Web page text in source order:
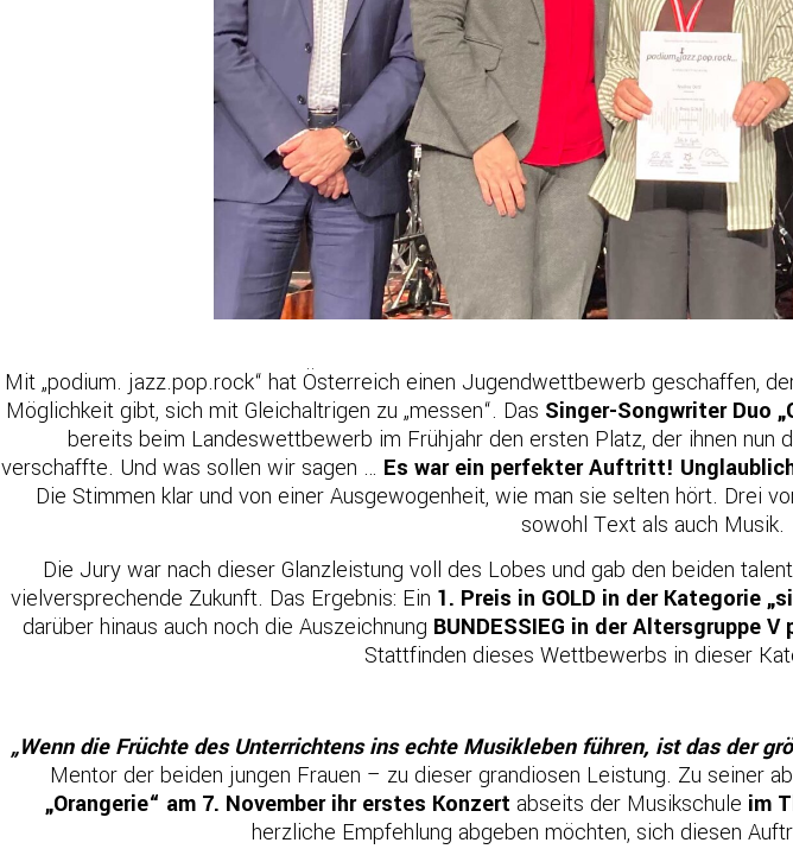
Mit „podium. jazz.pop.rock“ hat Österreich einen Jugendwettbewerb geschaffen,
Möglichkeit gibt, sich mit Gleichaltrigen zu „messen“. Das Singer-Songwriter Duo
bereits beim Landeswettbewerb im Frühjahr den ersten Platz, der ihnen nun
verschaffte. Und was sollen wir sagen … Es war ein perfekter Auftritt!
Die Stimmen klar und von einer Ausgewogenheit, wie man sie selten hört. Drei
sowohl Text als auch Musik.
Die Jury war nach dieser Glanzleistung voll des Lobes und gab den beiden
vielversprechende Zukunft. Das Ergebnis: Ein 1. Preis in GOLD in der Kategorie
darüber hinaus auch noch die Auszeichnung BUNDESSIEG in der Altersgruppe V
Stattfinden dieses Wettbewerbs in dieser
„Wenn die Früchte des Unterrichtens ins echte Musikleben führen, ist das der
Mentor der beiden jungen Frauen – zu dieser grandiosen Leistung. Zu seiner
„Orangerie“ am 7. November ihr erstes Konzert abseits der Musikschule im
herzliche Empfehlung abgeben möchten, sich diesen